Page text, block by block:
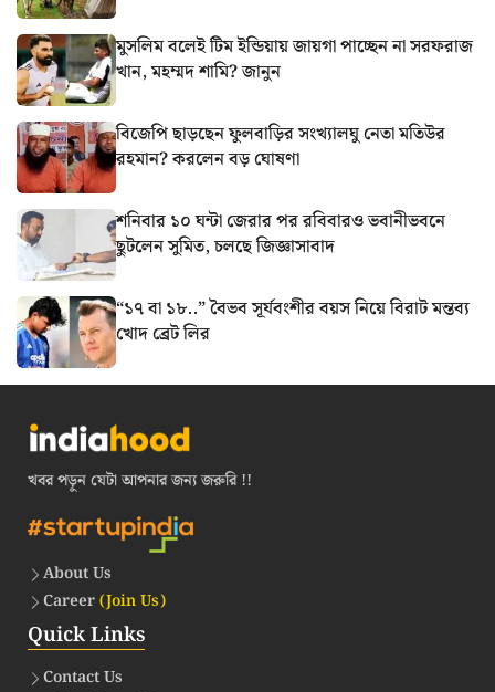
মুসলিম বলেই টিম ইন্ডিয়ায় জায়গা পাচ্ছেন না সরফরাজ
খান, মহম্মদ শামি? জানুন
বিজেপি ছাড়ছেন ফুলবাড়ির সংখ্যালঘু নেতা মতিউর
রহমান? করলেন বড় ঘোষণা
শনিবার ১০ ঘন্টা জেরার পর রবিবারও ভবানীভবনে
ছুটলেন সুমিত, চলছে জিজ্ঞাসাবাদ
“১৭ বা ১৮..” বৈভব সূর্যবংশীর বয়স নিয়ে বিরাট মন্তব্য
খোদ ব্রেট লির
খবর পড়ুন যেটা আপনার জন্য জরুরি !!
About Us
Career(Join Us)
Quick Links
Contact Us